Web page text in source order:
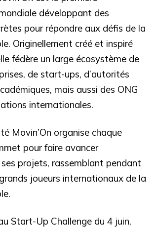
développant des
pour répondre aux défis de la
Originellement créé et inspiré
fédère un large écosystème de
de start-ups, d’autorités
mais aussi des ONG
internationales.
Movin’On organise chaque
pour faire avancer
projets, rassemblant pendant
joueurs internationaux de la
Start-Up Challenge du 4 juin,